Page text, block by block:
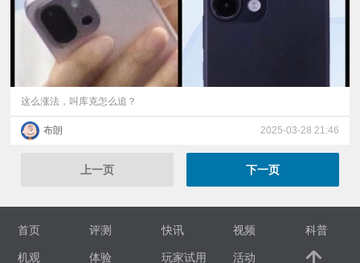
这么涨法，叫库克怎么追？
布朗 2025-03-28 21:46
上一页 下一页
首页 评测 快讯 视频 科普
机观 体验 玩家试用 活动